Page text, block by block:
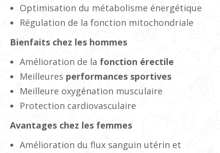
Optimisation du métabolisme énergétique
Régulation de la fonction mitochondriale
Bienfaits chez les hommes
Amélioration de la fonction érectile
Meilleures performances sportives
Meilleure oxygénation musculaire
Protection cardiovasculaire
Avantages chez les femmes
Amélioration du flux sanguin utérin et